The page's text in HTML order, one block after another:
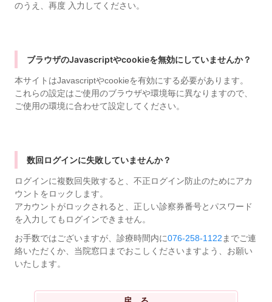
のうえ、再度 入力してください。
ブラウザのJavascriptやcookieを無効にしていませんか？
本サイトはJavascriptやcookieを有効にする必要があります。
これらの設定はご使用のブラウザや環境毎に異なりますので、
ご使用の環境に合わせて設定してください。
数回ログインに失敗していませんか？
ログインに複数回失敗すると、不正ログイン防止のためにアカ
ウントをロックします。
アカウントがロックされると、正しい診察券番号とパスワード
を入力してもログインできません。
お手数ではございますが、診療時間内に076-258-1122 までご連
絡いただくか、当院窓口までおこしくださいますよう、お願い
いたします。